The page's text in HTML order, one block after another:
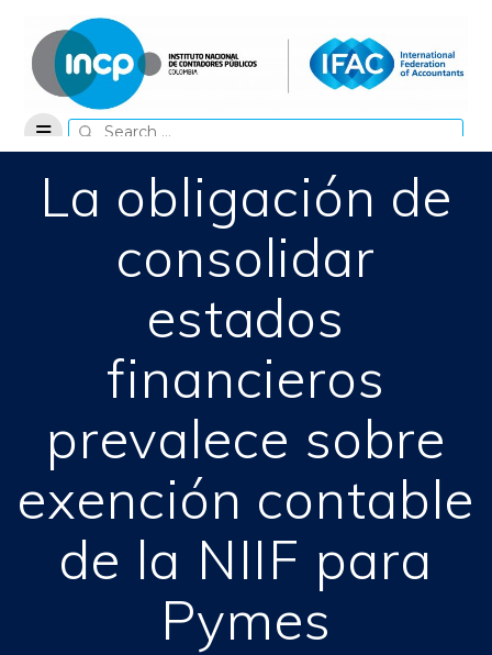
content
Search
for:
La obligación de
consolidar
estados
financieros
prevalece sobre
exención contable
de la NIIF para
Pymes